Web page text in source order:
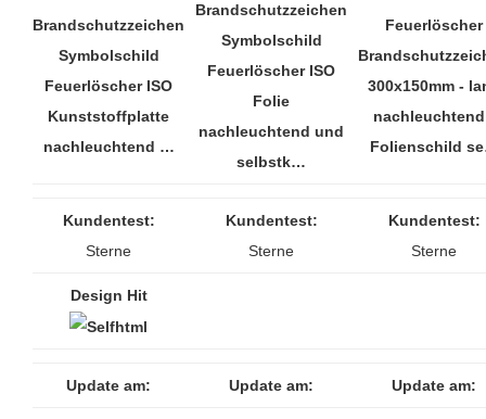
Brandschutzzeichen
Symbolschild
Feuerlöscher ISO
Kunststoffplatte
nachleuchtend …
Brandschutzzeichen
Symbolschild
Feuerlöscher ISO
Folie
nachleuchtend und
selbstk…
Feuerlöscher
300x150mm -
Folienschild
Kundentest:
Sterne
Kundentest:
Sterne
Kundentest:
Sterne
Design Hit
Update am: Update am: Update am: